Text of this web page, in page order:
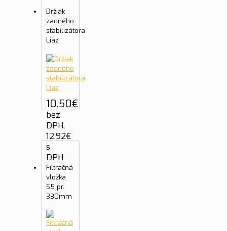
Držiak
zadného
stabilizátora
Liaz
10.50€
bez
DPH,
12.92€
s
DPH
Filtračná
vložka
S5 pr.
330mm